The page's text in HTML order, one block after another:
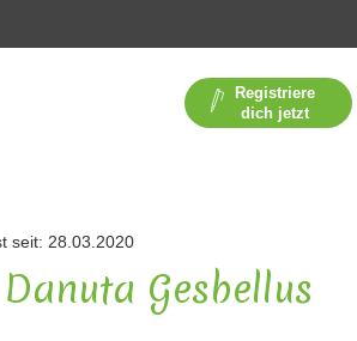
Registriere
dich jetzt
seit: 28.03.2020
Gesbellus